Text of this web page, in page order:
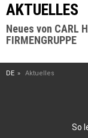
AKTUELLES
Neues von CARL
FIRMENGRUPPE
DE Aktuelles
So